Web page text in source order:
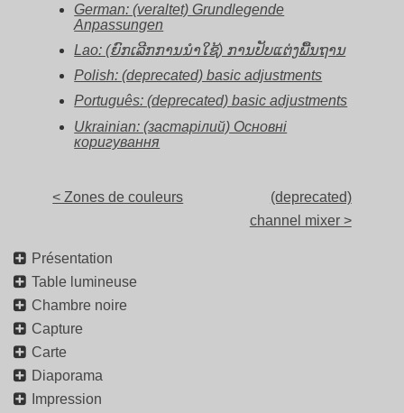
German: (veraltet) Grundlegende
Anpassungen
Lao: (ຍົກເລີກການນຳໃຊ້) ການປັບແຕ່ງພື້ນຖານ
Polish: (deprecated) basic adjustments
Português: (deprecated) basic adjustments
Ukrainian: (застарілий) Основні
коригування
< Zones de couleurs
(deprecated)
channel mixer >
Présentation
Table lumineuse
Chambre noire
Capture
Carte
Diaporama
Impression